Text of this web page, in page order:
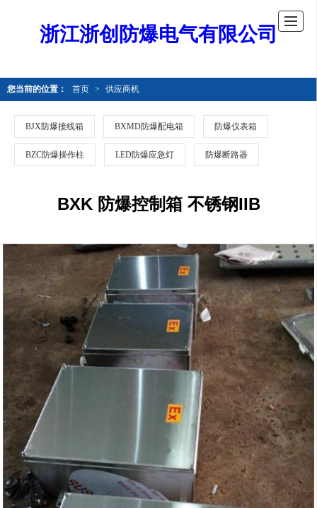
浙江浙创防爆电气有限公司
您当前的位置： 首页 > 供应商机
BJX防爆接线箱 BXMD防爆配电箱 防爆仪表箱
BZC防爆操作柱 LED防爆应急灯 防爆断路器
BXK 防爆控制箱 不锈钢IIB